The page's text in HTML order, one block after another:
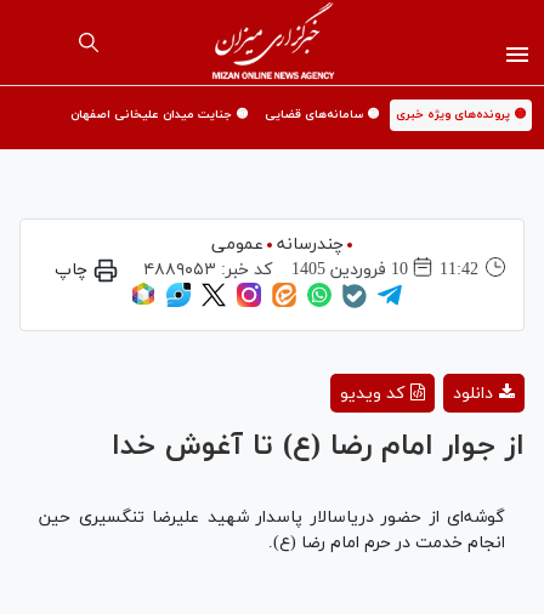
🟡 پرونده‌های ویژه خبری 🟡 سامانه‌های قضایی 🟡 جنایت میدان علیخانی اصفهان
چندرسانه
عمومی
11:42
10 فروردين 1405 کد خبر: ۴۸۸۹۰۵۳ چاپ
Video
کد ویدیو دانلود
از جوار امام رضا (ع) تا آغوش خدا
گوشه‌ای از حضور دریاسالار پاسدار شهید علیرضا تنگسیری حین
انجام خدمت در حرم امام رضا (ع).